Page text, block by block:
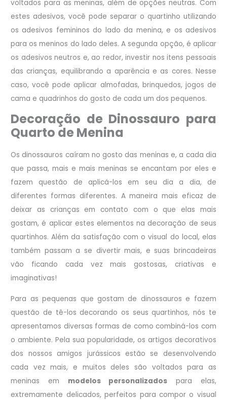
voltados para as meninas, além de opções neutras. Com
estes adesivos, você pode separar o quartinho utilizando
os adesivos femininos do lado da menina, e os adesivos
para os meninos do lado deles. A segunda opção, é aplicar
os adesivos neutros e, ao redor, investir nos itens pessoais
das crianças, equilibrando a aparência e as cores. Nesse
caso, você pode aplicar almofadas, brinquedos, jogos de
cama e quadrinhos do gosto de cada um dos pequenos.
Decoração de Dinossauro para
Quarto de Menina
Os dinossauros caíram no gosto das meninas e, a cada dia
que passa, mais e mais meninas se encantam por eles e
fazem questão de aplicá-los em seu dia a dia, de
diferentes formas diferentes. A maneira mais eficaz de
deixar as crianças em contato com o que elas mais
gostam, é aplicar estes elementos na decoração de seus
quartinhos. Além da satisfação com o visual do local, elas
também passam a se divertir mais, e suas brincadeiras
vão ficando cada vez mais gostosas, criativas e
imaginativas!
Para as pequenas que gostam de dinossauros e fazem
questão de tê-los decorando os seus quartinhos, nós te
apresentamos diversas formas de como combiná-los com
o ambiente. Pela sua popularidade, os artigos decorativos
dos nossos amigos jurássicos estão se desenvolvendo
cada vez mais, e muitos deles são voltados para as
meninas em modelos personalizados para elas,
extremamente delicados, perfeitos para compor o visual